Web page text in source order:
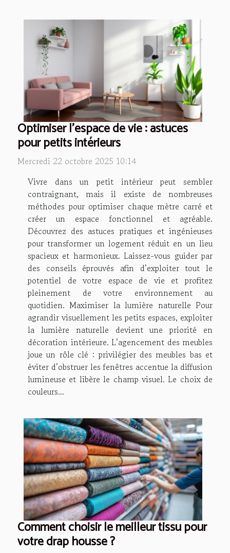
Optimiser l'espace de vie : astuces
pour petits intérieurs
Mercredi 22 octobre 2025 10:14
Vivre dans un petit intérieur peut sembler
contraignant, mais il existe de nombreuses
méthodes pour optimiser chaque mètre carré et
créer un espace fonctionnel et agréable.
Découvrez des astuces pratiques et ingénieuses
pour transformer un logement réduit en un lieu
spacieux et harmonieux. Laissez-vous guider par
des conseils éprouvés afin d’exploiter tout le
potentiel de votre espace de vie et profitez
pleinement de votre environnement au
quotidien. Maximiser la lumière naturelle Pour
agrandir visuellement les petits espaces, exploiter
la lumière naturelle devient une priorité en
décoration intérieure. L’agencement des meubles
joue un rôle clé : privilégier des meubles bas et
éviter d’obstruer les fenêtres accentue la diffusion
lumineuse et libère le champ visuel. Le choix de
couleurs...
Comment choisir le meilleur tissu pour
votre drap housse ?